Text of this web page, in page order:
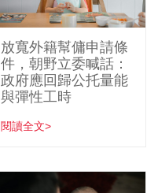
放寬外籍幫傭申請條
件，朝野立委喊話：
政府應回歸公托量能
與彈性工時
閱讀全文>